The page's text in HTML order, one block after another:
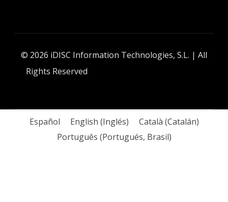
Español English (Inglés) Català (Catalán)
Português (Portugués, Brasil)